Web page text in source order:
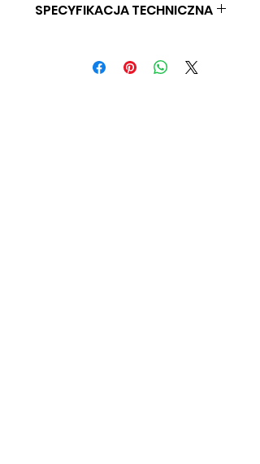
SPECYFIKACJA TECHNICZNA
GRAMATURA: 336 G/M2
SZEROKOŚĆ: 140 CM